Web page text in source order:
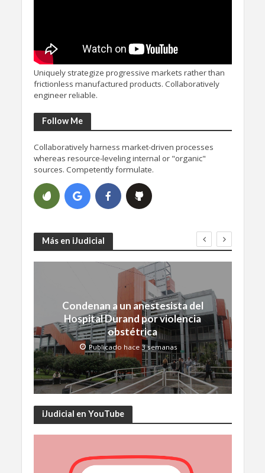
Uniquely strategize progressive markets rather than
frictionless manufactured products. Collaboratively
engineer reliable.
Follow Me
Collaboratively harness market-driven processes
whereas resource-leveling internal or "organic"
sources. Competently formulate.
Más en iJudicial
Condenan a un anestesista del
Hospital Durand por violencia
obstétrica
Publicado hace 3 semanas
iJudicial en YouTube